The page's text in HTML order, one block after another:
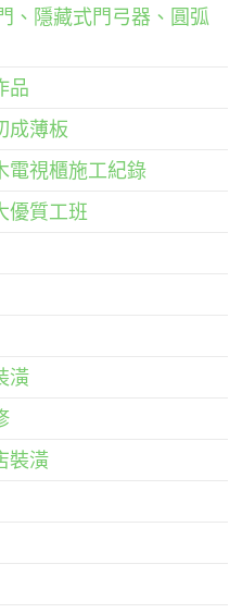
、隱藏式門弓器、圓弧
品
成薄板
電視櫃施工紀錄
優質工班
潢
裝潢